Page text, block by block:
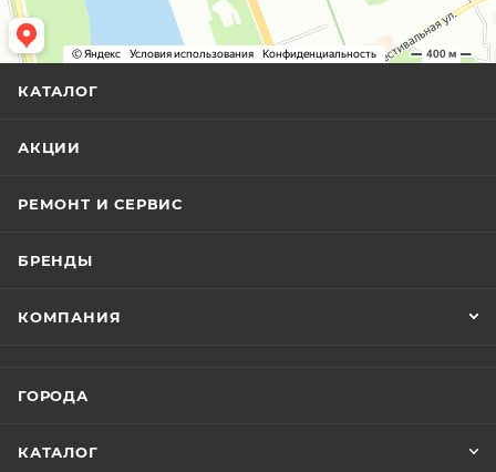
КАТАЛОГ
АКЦИИ
РЕМОНТ И СЕРВИС
БРЕНДЫ
КОМПАНИЯ
ГОРОДА
КАТАЛОГ